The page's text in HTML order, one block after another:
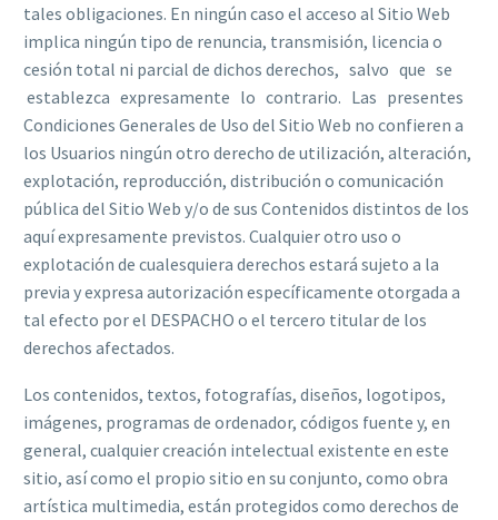
tales obligaciones. En ningún caso el acceso al Sitio Web
implica ningún tipo de renuncia, transmisión, licencia o
cesión total ni parcial de dichos derechos, salvo que se
establezca expresamente lo contrario. Las presentes
Condiciones Generales de Uso del Sitio Web no confieren a
los Usuarios ningún otro derecho de utilización, alteración,
explotación, reproducción, distribución o comunicación
pública del Sitio Web y/o de sus Contenidos distintos de los
aquí expresamente previstos. Cualquier otro uso o
explotación de cualesquiera derechos estará sujeto a la
previa y expresa autorización específicamente otorgada a
tal efecto por el DESPACHO o el tercero titular de los
derechos afectados.
Los contenidos, textos, fotografías, diseños, logotipos,
imágenes, programas de ordenador, códigos fuente y, en
general, cualquier creación intelectual existente en este
sitio, así como el propio sitio en su conjunto, como obra
artística multimedia, están protegidos como derechos de